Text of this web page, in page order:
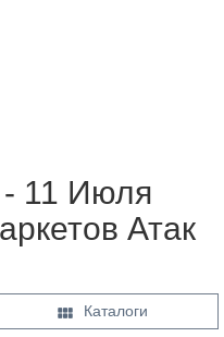
11 Июля
Атак
 Каталоги